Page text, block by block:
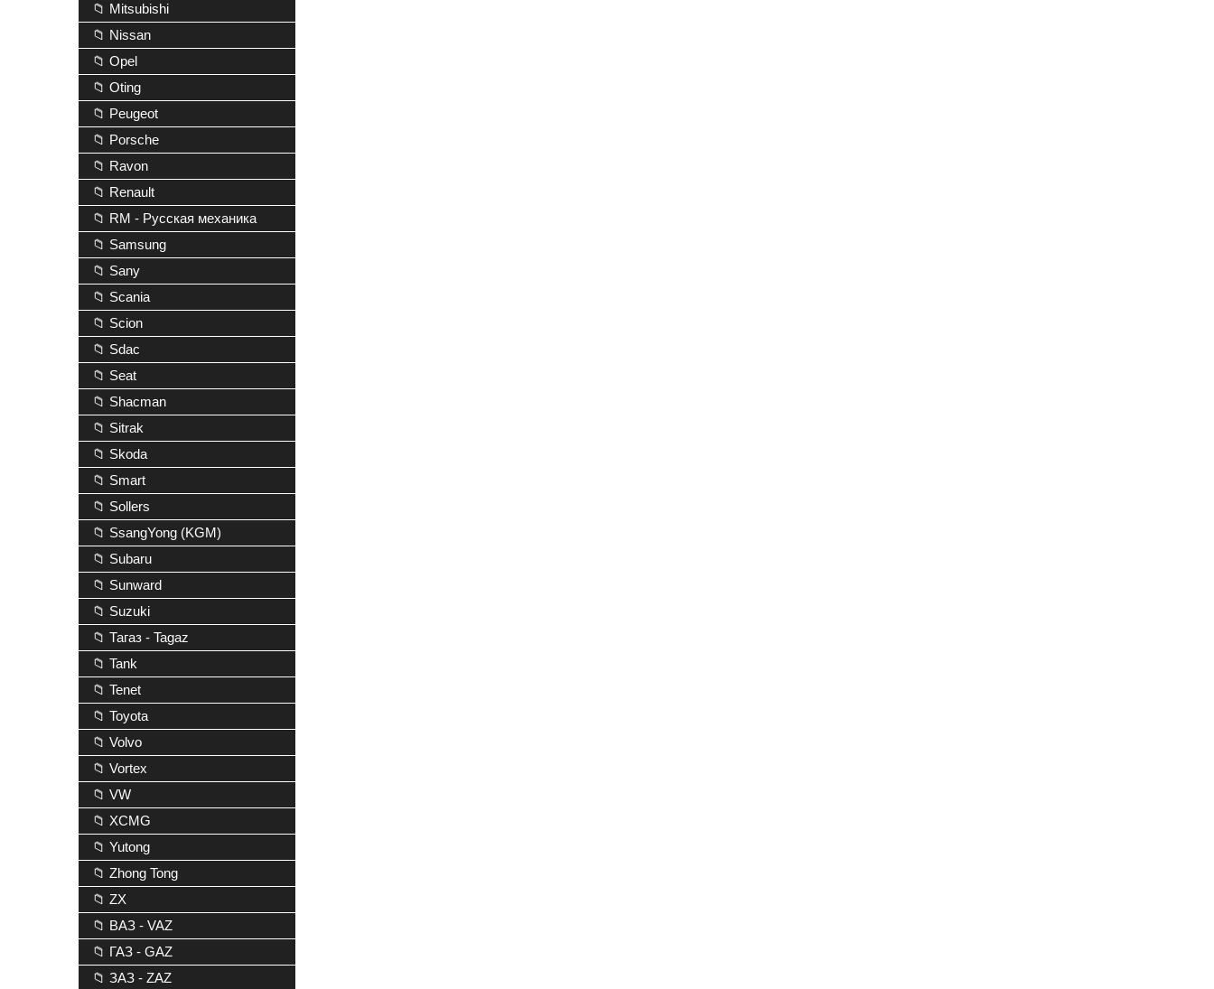
📁 Mitsubishi
📁 Nissan
📁 Opel
📁 Oting
📁 Peugeot
📁 Porsche
📁 Ravon
📁 Renault
📁 RM - Русская механика
📁 Samsung
📁 Sany
📁 Scania
📁 Scion
📁 Sdac
📁 Seat
📁 Shacman
📁 Sitrak
📁 Skoda
📁 Smart
📁 Sollers
📁 SsangYong (KGM)
📁 Subaru
📁 Sunward
📁 Suzuki
📁 Тагаз - Tagaz
📁 Tank
📁 Tenet
📁 Toyota
📁 Volvo
📁 Vortex
📁 VW
📁 XCMG
📁 Yutong
📁 Zhong Tong
📁 ZX
📁 ВАЗ - VAZ
📁 ГАЗ - GAZ
📁 ЗАЗ - ZAZ